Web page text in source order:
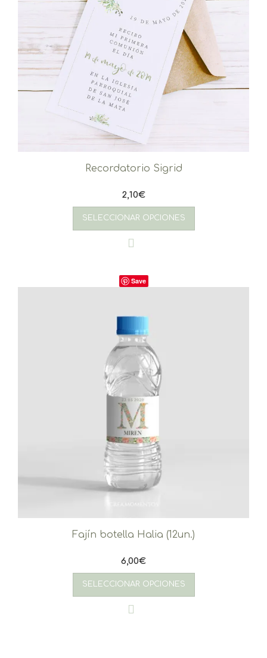
Recordatorio Sigrid
2,10€
SELECCIONAR OPCIONES
Save
Fajín botella Halia (12un.)
6,00€
SELECCIONAR OPCIONES